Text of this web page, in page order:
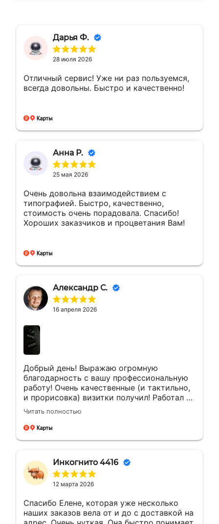
Дарья Ф.
28 июля 2026
Отличный сервис! Уже ни раз пользуемся,
всегда довольны. Быстро и качественно!
Анна Р.
25 мая 2026
Очень довольна взаимодействием с
типографией. Быстро, качественно,
стоимость очень порадовала. Спасибо!
Хороших заказчиков и процветания Вам!
Александр С.
16 апреля 2026
Добрый день! Выражаю огромную
благодарность с вашу профессиональную
работу! Очень качественные (и тактильно,
и прорисовка) визитки получил! Работал с
менеджером Еленой. Ей отдельная
благодарность за мгновенные ответы и
полное сопровождение заказа!
Читать полностью
Инкогнито 4416
12 марта 2026
Спасибо Елене, которая уже несколько
наших заказов вела от и до с доставкой на